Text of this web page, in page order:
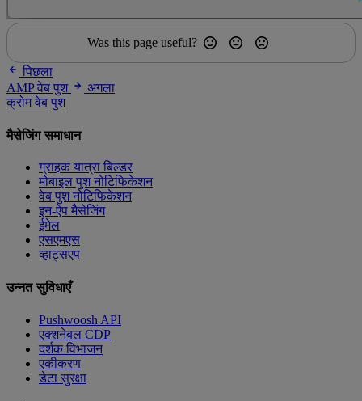
Was this page useful?
पिछला
AMP वेब पुश
अगला
क्रोम वेब पुश
मैसेजिंग समाधान
ग्राहक यात्रा बिल्डर
मोबाइल पुश नोटिफिकेशन
वेब पुश नोटिफिकेशन
इन-ऐप मैसेजिंग
ईमेल
एसएमएस
व्हाट्सएप
उन्नत सुविधाएँ
Pushwoosh API
एक्शनेबल CDP
दर्शक विभाजन
एकीकरण
डेटा सुरक्षा